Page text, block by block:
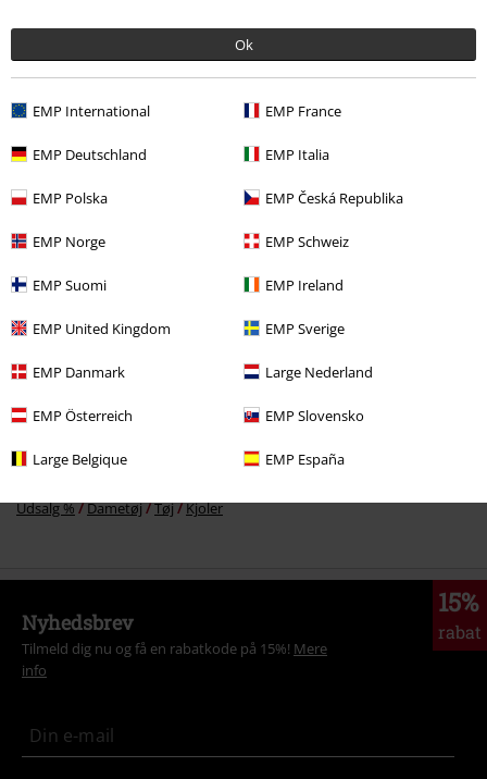
Ok
EMP International EMP France
EMP Deutschland EMP Italia
EMP Polska EMP Česká Republika
EMP Norge EMP Schweiz
EMP Suomi EMP Ireland
EMP United Kingdom EMP Sverige
EMP Danmark Large Nederland
EMP Österreich EMP Slovensko
Large Belgique EMP España
Tøj & accessories One-Pieces Kjoler
Tøj Kjoler Midi-kjoler
Tema Sort tøj Sorte kjoler
Dame Tøj Kjoler
Udsalg % Dametøj Tøj Kjoler
15%
rabat
Nyhedsbrev
Tilmeld dig nu og få en rabatkode på 15%! Mere
info